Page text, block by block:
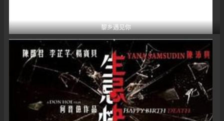
黎乡遇见你